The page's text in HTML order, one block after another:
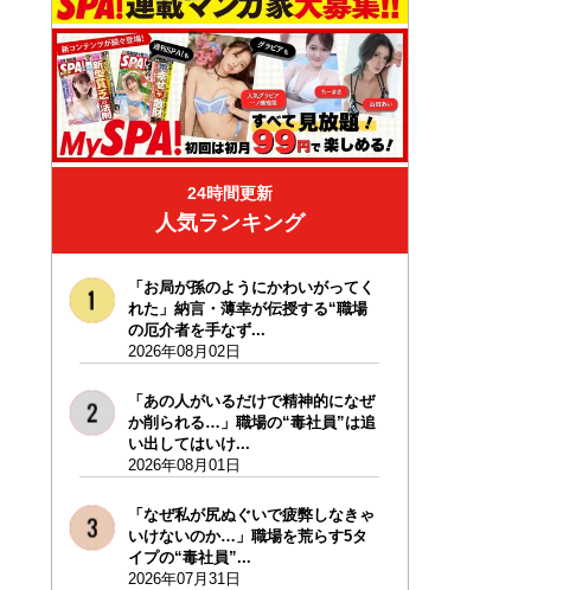
24時間更新
人気ランキング
「お局が孫のようにかわいがってく
れた」納言・薄幸が伝授する“職場
の厄介者を手なず...
2026年08月02日
「あの人がいるだけで精神的になぜ
か削られる…」職場の“毒社員”は追
い出してはいけ...
2026年08月01日
「なぜ私が尻ぬぐいで疲弊しなきゃ
いけないのか…」職場を荒らす5タ
イプの“毒社員”...
2026年07月31日